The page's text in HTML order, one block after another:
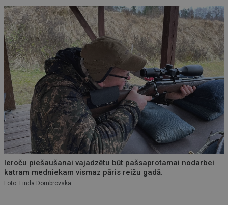
Ieroču piešaušanai vajadzētu būt pašsaprotamai nodarbei
katram medniekam vismaz pāris reižu gadā.
Foto: Linda Dombrovska